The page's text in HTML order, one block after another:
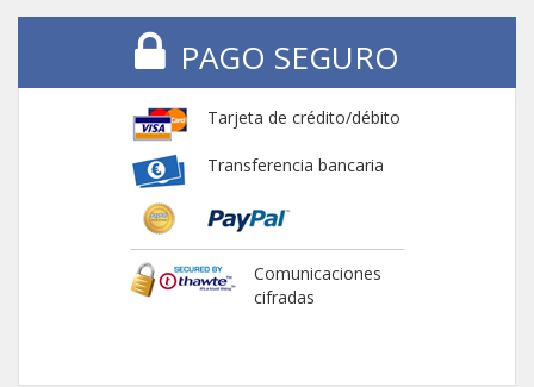
PAGO SEGURO
Tarjeta de crédito/débito
Transferencia bancaria
Comunicaciones
cifradas